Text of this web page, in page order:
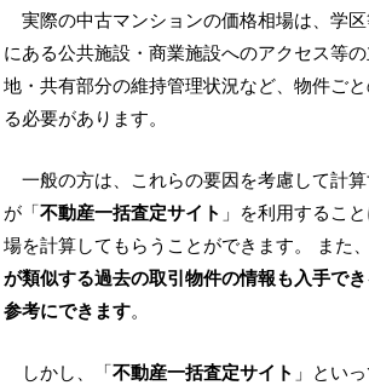
実際の中古マンションの価格相場は、学
にある公共施設・商業施設へのアクセス等
地・共有部分の維持管理状況など、物件ご
る必要があります。
一般の方は、これらの要因を考慮して計
が「不動産一括査定サイト 」を利用するこ
場を計算してもらうことができます。 また、
が類似する過去の取引物件の情報も入手で
参考にできます。
しかし、「不動産一括査定サイト 」とい